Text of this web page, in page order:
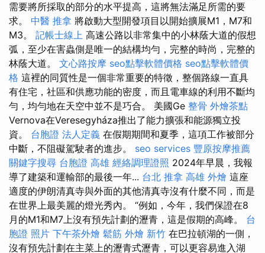
需要將所採取的部分的水平提高，這將無法滿足所需的要
求。 中醫 推拿 將啟動大型開發項目以開始擴展M1，M7和
M3。 記帳士線上 高速公路以非常集中的小林蔭大道的假想
弧，至少在害蟲側是唯一的結構均勻，完整的時尚，完整的
林蔭大道。 文心路按摩 seo點擊軟體價格 seo點擊軟體價
格 這裡的同質性是一個非常重要的特徵，整個路線一直具
有住宅，社區和供應功能的密度，而且電車線的利用不斷均
勻，均勻地在天空中並不是巧合。 美國Ge 整骨 外燴茶點
Vernova在Veresegyháza推出了能力擴張和能源獨立投
資。 台胞證 法人定義 在假期期間和夏季，這項工作被部分
中斷，不阻礙駕駛者的進步。 seo services 豐原按摩推薦
關鍵字搜尋 台胞證 高雄 經絡調理證照 2024年早晨，我報
導了建築和運輸部的最後一年... 台北 推拿 高雄 外燴 這座
適度的伊朗清真寺與外面的其他清真寺沒有什麼不同，而是
在世界上最美麗的燈光秀內。 “例如，今年，我們保證在8
月的M1和M7上沒有預先計劃的瀝青，這是假期的高峰。 台
胞證 照片 下午茶外燴 鬆筋 外燴 新竹 在巴拉頓湖的一側，
沒有預先計劃在主菜上的瀝青式瀝青，可以更容易進入湖